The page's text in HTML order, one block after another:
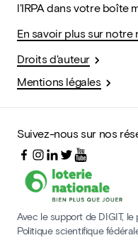
l'IRPA dans votre boîte
En savoir plus sur notre
Droits d'auteur
Mentions légales
Suivez-nous sur nos
Avec le support de DIGIT,
Politique scientifique